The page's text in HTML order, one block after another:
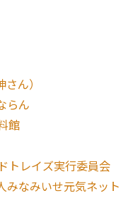
ん）
らん
館
トレイズ実行委員会
みなみいせ元気ネット